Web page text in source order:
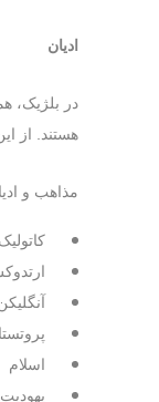
ادیان
در بلژیک،
هستند. از
مذاهب و
اسلام
یهودیت